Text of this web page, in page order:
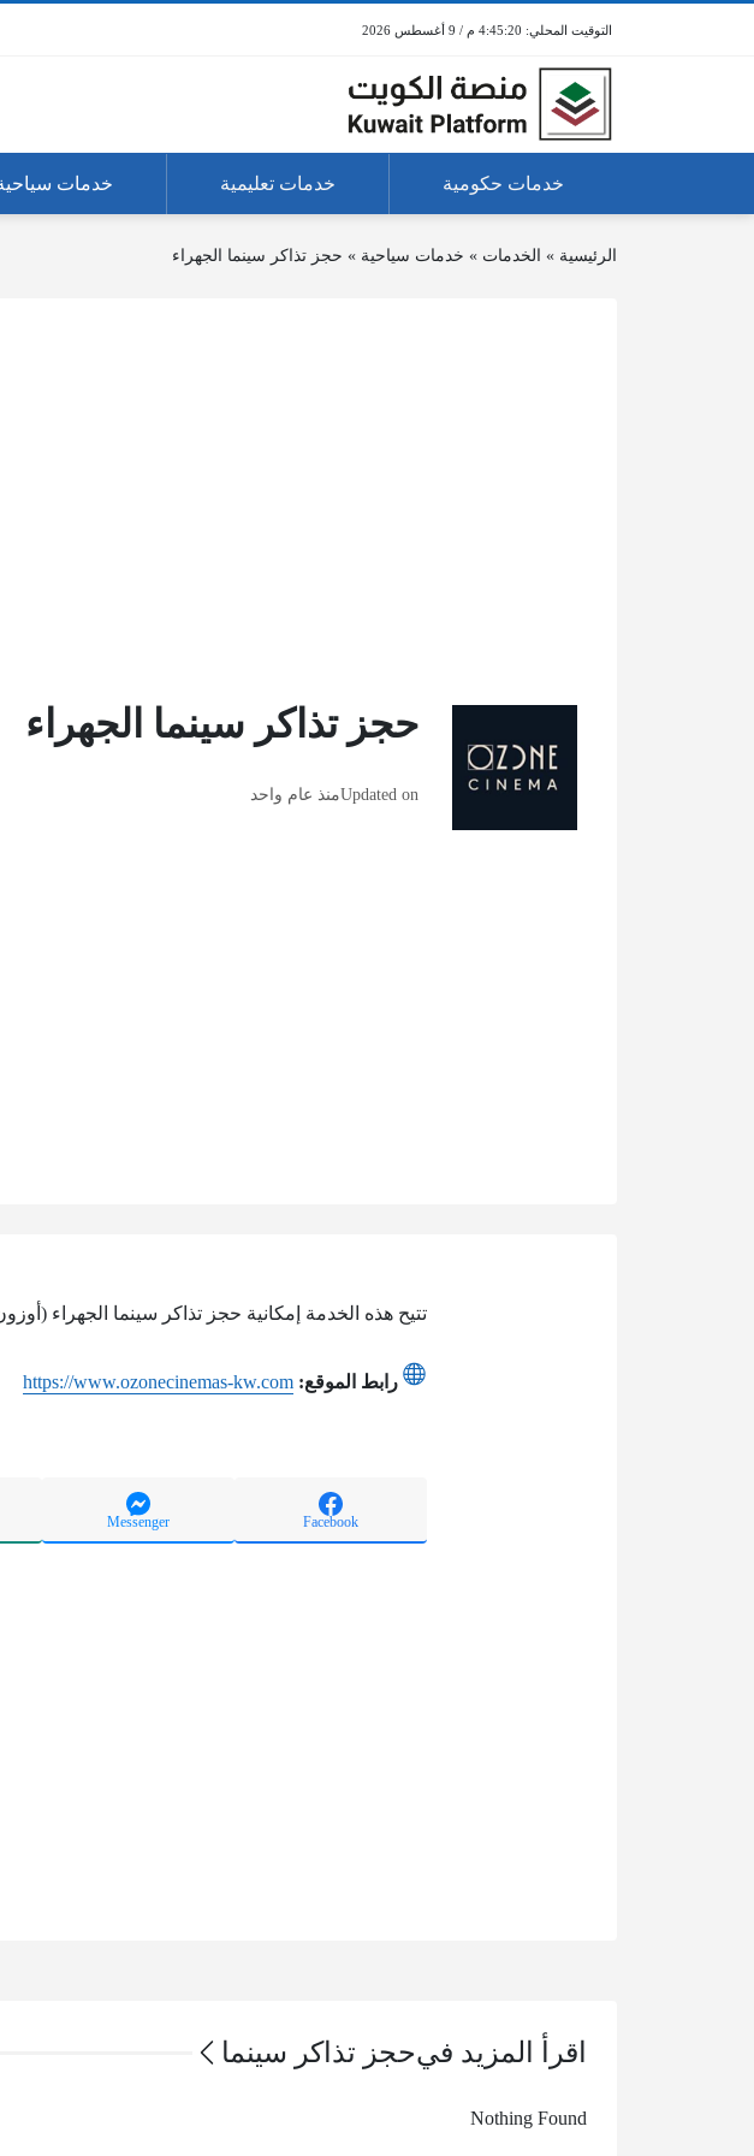
4:45:20 م / 9 أغسطس 2026
خدمات حكومية خدمات تعليمية خدمات
الرئيسية » الخدمات » خدمات سياحية » حجز تذاكر سينما الجهراء
حجز تذاكر سينما الجهراء
Updated onمنذ عام واحد
تتيح هذه الخدمة إمكانية حجز تذاكر سينما الجهراء
رابط الموقع: https://www.ozonecinemas-kw.com
Facebook
Messenger
اقرأ المزيد فيحجز تذاكر سينما
Nothing Found